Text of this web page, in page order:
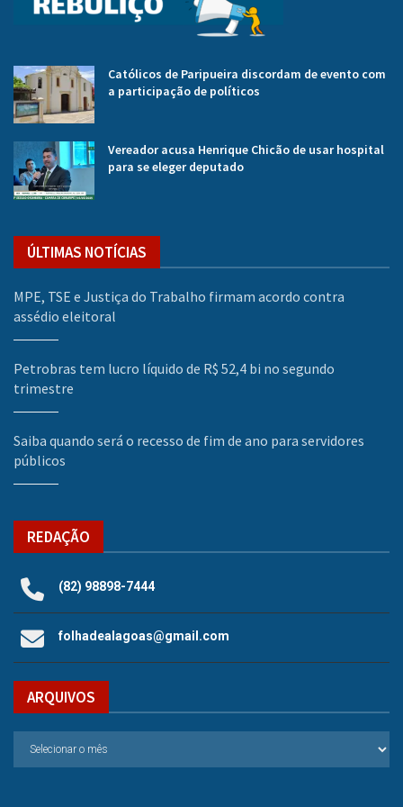
Católicos de Paripueira discordam de evento com
a participação de políticos
Vereador acusa Henrique Chicão de usar hospital
para se eleger deputado
ÚLTIMAS NOTÍCIAS
MPE, TSE e Justiça do Trabalho firmam acordo contra
assédio eleitoral
Petrobras tem lucro líquido de R$ 52,4 bi no segundo
trimestre
Saiba quando será o recesso de fim de ano para servidores
públicos
REDAÇÃO
(82) 98898-7444
folhadealagoas@gmail.com
ARQUIVOS